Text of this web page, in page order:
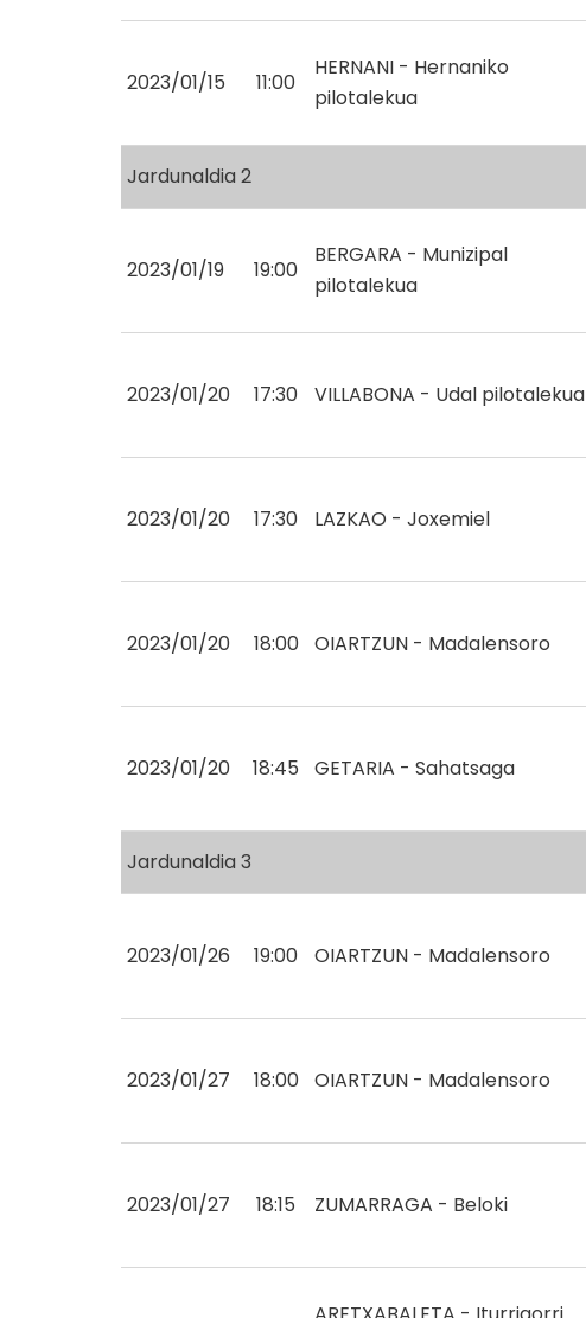
2023/01/15 11:00
HERNANI - Hernaniko
pilotalekua
Jardunaldia 2
2023/01/19 19:00
BERGARA - Munizipal
pilotalekua
2023/01/20 17:30 VILLABONA - Udal pilotalekua
2023/01/20 17:30 LAZKAO - Joxemiel
2023/01/20 18:00 OIARTZUN - Madalensoro
2023/01/20 18:45 GETARIA - Sahatsaga
Jardunaldia 3
2023/01/26 19:00 OIARTZUN - Madalensoro
2023/01/27 18:00 OIARTZUN - Madalensoro
2023/01/27 18:15 ZUMARRAGA - Beloki